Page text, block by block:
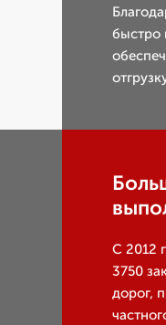
быстро
С 2012
3750
дорог,